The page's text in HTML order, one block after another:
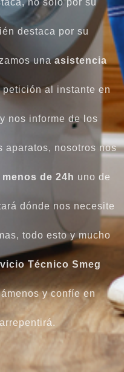
no solo por su
destaca por su
unaasistencia
petición al instante en
nos informe de los
aparatos, nosotros nos
menos de 24h uno de
dónde nos necesite
todo esto y mucho
Técnico Smeg
y confíe en